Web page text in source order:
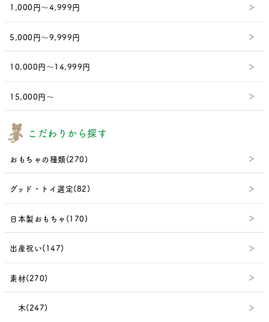
1,000円～4,999円
5,000円～9,999円
10,000円～14,999円
15,000円～
こだわりから探す
おもちゃの種類(270)
グッド・トイ選定(82)
日本製おもちゃ(170)
出産祝い(147)
素材(270)
木(247)